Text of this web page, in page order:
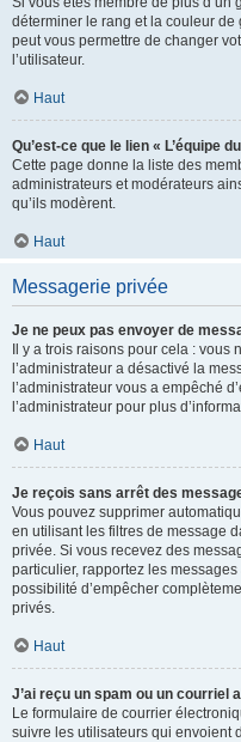
déterminer le rang et la couleur de
peut vous permettre de changer
l’utilisateur.
Haut
Qu’est-ce que le lien « L’équipe
Cette page donne la liste des
administrateurs et modérateurs
qu’ils modèrent.
Haut
Messagerie privée
Je ne peux pas envoyer de
Il y a trois raisons pour cela : vous
l’administrateur a désactivé la
l’administrateur vous a empêché
l’administrateur pour plus
Haut
Je reçois sans arrêt des
Vous pouvez supprimer
en utilisant les filtres de message
privée. Si vous recevez des
particulier, rapportez les
possibilité d’empêcher
privés.
Haut
J’ai reçu un spam ou un courriel
Le formulaire de courrier
suivre les utilisateurs qui envoient